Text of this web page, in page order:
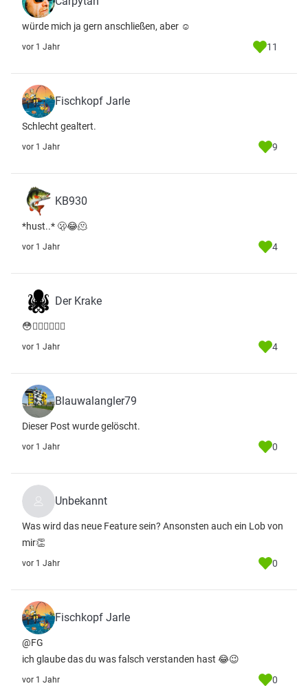
würde mich ja gern anschließen, aber ☺️
vor 1 Jahr 11
Fischkopf Jarle
Schlecht gealtert.
vor 1 Jahr 9
KB930
*hust..* 🫢😂🫠
vor 1 Jahr 4
Der Krake
😳😵‍💫🤣🤣🤣🤢
vor 1 Jahr 4
Blauwalangler79
Dieser Post wurde gelöscht.
vor 1 Jahr 0
Unbekannt
Was wird das neue Feature sein? Ansonsten auch ein Lob von
mir👏
vor 1 Jahr 0
Fischkopf Jarle
@FG
ich glaube das du was falsch verstanden hast 😂😉
vor 1 Jahr 0